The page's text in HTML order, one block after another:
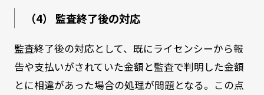
（4） 監査終了後の対応
監査終了後の対応として、既にライセンシーから報
告や支払いがされていた金額と監査で判明した金額
とに相違があった場合の処理が問題となる。この点